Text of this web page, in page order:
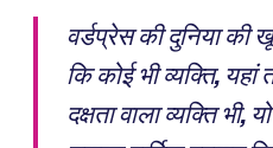
वर्डप्रेस की दुनिया की
कि कोई भी व्यक्ति,
दक्षता वाला व्यक्ति